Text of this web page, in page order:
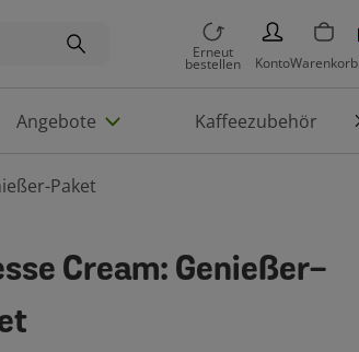
Erneut
bestellen
PERSON
KontoWarenkorb
Angebote Kaffeezubehör
Paket
Cream: Genießer-